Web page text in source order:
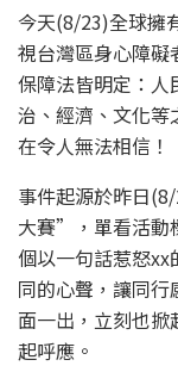
今天(8/23)全球擁
視台灣區身心障
保障法皆明定：
治、經濟、文化等
在令人無法相信！
事件起源於昨日
大賽”，單看活動
個以一句話惹怒xx
同的心聲，讓同
面一出，立刻也
起呼應。